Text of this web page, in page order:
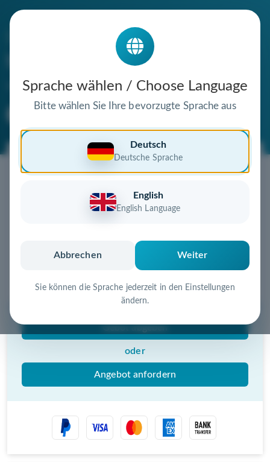
Sprache wählen / Choose Language
Bitte wählen Sie Ihre bevorzugte Sprache aus
Deutsch
Deutsche Sprache
English
English Language
Abbrechen Weiter
Sie können die Sprache jederzeit in den Einstellungen
ändern.
themarquisediamond.de
steht zum Verkauf
Jetzt diese Wunschdomain
Diese Domain könnte schon bald Ihnen gehören!
Schnell, sicher und unkompliziert zur eigenen
Gebot abgeben
oder
Angebot anfordern